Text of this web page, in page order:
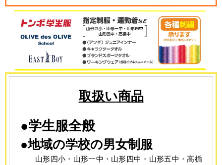
取扱い商品
●学生服全般
●地域の学校の男女制服
山形四小・山形一中・山形四中・山形五中・高楯